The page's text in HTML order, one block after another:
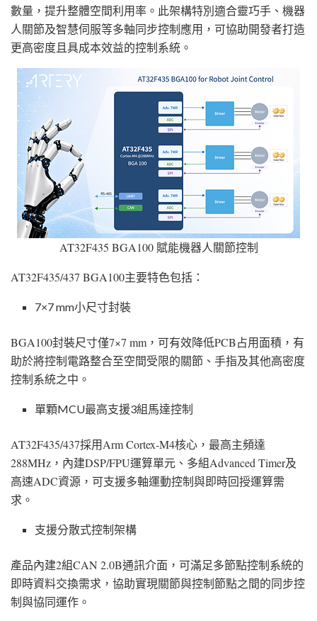
數量，提升整體空間利用率。此架構特別適合靈巧手、機器
人關節及智慧伺服等多軸同步控制應用，可協助開發者打造
更高密度且具成本效益的控制系統。
AT32F435 BGA100 賦能機器人關節控制
AT32F435/437 BGA100主要特色包括：
7×7 mm小尺寸封裝
BGA100封裝尺寸僅7×7 mm，可有效降低PCB占用面積，有
助於將控制電路整合至空間受限的關節、手指及其他高密度
控制系統之中。
單顆MCU最高支援3組馬達控制
AT32F435/437採用Arm Cortex-M4核心，最高主頻達
288MHz，內建DSP/FPU運算單元、多組Advanced Timer及
高速ADC資源，可支援多軸運動控制與即時回授運算需
求。
支援分散式控制架構
產品內建2組CAN 2.0B通訊介面，可滿足多節點控制系統的
即時資料交換需求，協助實現關節與控制節點之間的同步控
制與協同運作。